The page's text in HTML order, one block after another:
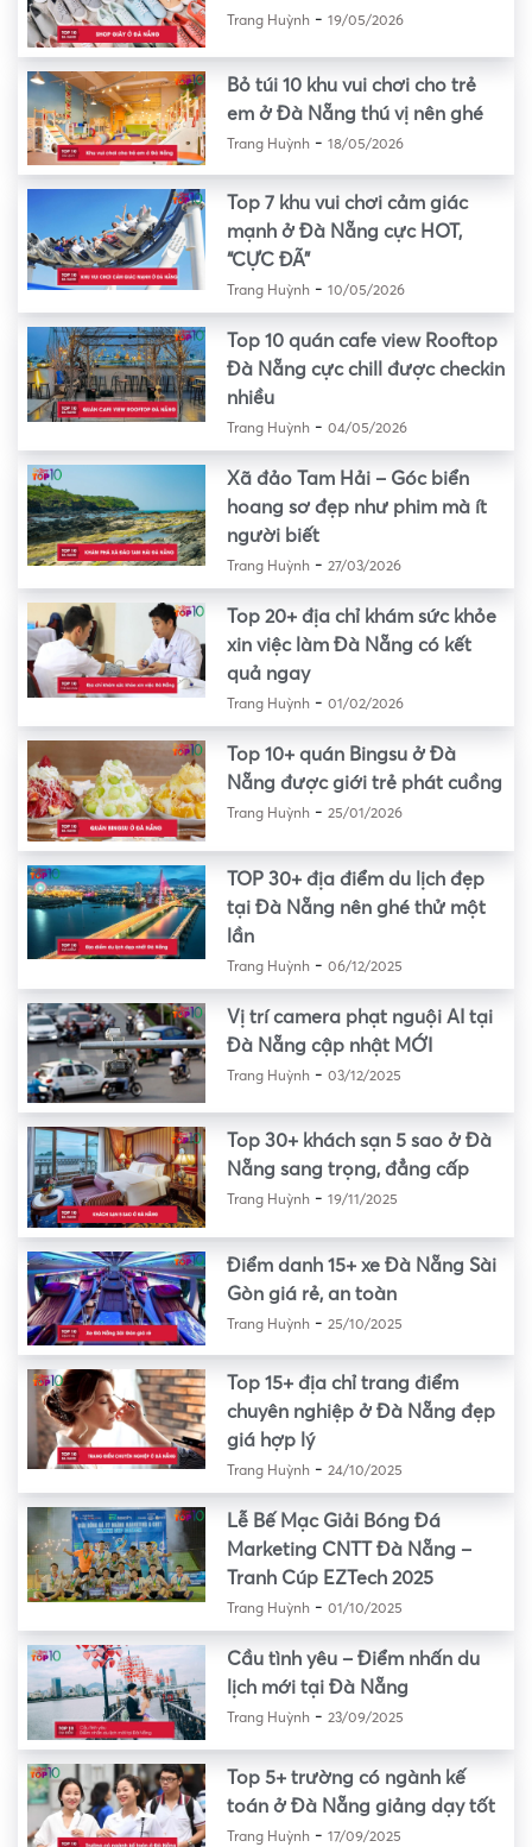
Trang Huỳnh- 19/05/2026
Bỏ túi 10 khu vui chơi cho trẻ
em ở Đà Nẵng thú vị nên ghé
Trang Huỳnh- 18/05/2026
Top 7 khu vui chơi cảm giác
mạnh ở Đà Nẵng cực HOT,
“CỰC ĐÃ”
Trang Huỳnh- 10/05/2026
Top 10 quán cafe view Rooftop
Đà Nẵng cực chill được checkin
nhiều
Trang Huỳnh- 04/05/2026
Xã đảo Tam Hải – Góc biển
hoang sơ đẹp như phim mà ít
người biết
Trang Huỳnh- 27/03/2026
Top 20+ địa chỉ khám sức khỏe
xin việc làm Đà Nẵng có kết
quả ngay
Trang Huỳnh- 01/02/2026
Top 10+ quán Bingsu ở Đà
Nẵng được giới trẻ phát cuồng
Trang Huỳnh- 25/01/2026
TOP 30+ địa điểm du lịch đẹp
tại Đà Nẵng nên ghé thử một
lần
Trang Huỳnh- 06/12/2025
Vị trí camera phạt nguội AI tại
Đà Nẵng cập nhật MỚI
Trang Huỳnh- 03/12/2025
Top 30+ khách sạn 5 sao ở Đà
Nẵng sang trọng, đẳng cấp
Trang Huỳnh- 19/11/2025
Điểm danh 15+ xe Đà Nẵng Sài
Gòn giá rẻ, an toàn
Trang Huỳnh- 25/10/2025
Top 15+ địa chỉ trang điểm
chuyên nghiệp ở Đà Nẵng đẹp
giá hợp lý
Trang Huỳnh- 24/10/2025
Lễ Bế Mạc Giải Bóng Đá
Marketing CNTT Đà Nẵng –
Tranh Cúp EZTech 2025
Trang Huỳnh- 01/10/2025
Cầu tình yêu – Điểm nhấn du
lịch mới tại Đà Nẵng
Trang Huỳnh- 23/09/2025
Top 5+ trường có ngành kế
toán ở Đà Nẵng giảng dạy tốt
Trang Huỳnh- 17/09/2025